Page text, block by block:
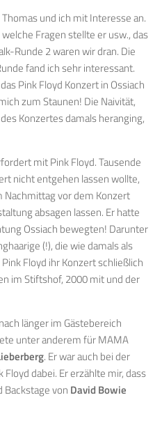
und ich mit Interesse an.
Fragen stellte er usw., das
Runde 2 waren wir dran. Die
fand ich sehr interessant.
Pink Floyd Konzert in Ossiach
zum Staunen! Die Naivität,
Konzertes damals heranging,
mit Pink Floyd. Tausende
nicht entgehen lassen wollte,
Nachmittag vor dem Konzert
absagen lassen. Er hatte
Ossiach bewegten! Darunter
(!), die wie damals als
Floyd ihr Konzert schließlich
im Stiftshof, 2000 mit und der
länger im Gästebereich
unter anderem für MAMA
. Er war auch bei der
Floyd dabei. Er erzählte mir, dass
Backstage von David Bowie